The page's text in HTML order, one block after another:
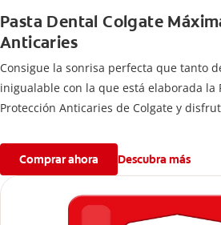
Pasta Dental Colgate
Anticaries
Consigue la sonrisa perfecta que tanto
inigualable con la que está elaborada la
Protección Anticaries de Colgate y
Comprar ahora Descubra más